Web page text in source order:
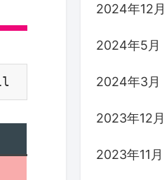
2024年12月
2024年5月
2024年3月
2023年12月
2023年11月